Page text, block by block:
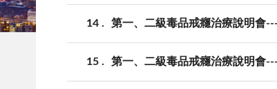
14 第一、二級毒品戒癮治療說明會
15 第一、二級毒品戒癮治療說明會